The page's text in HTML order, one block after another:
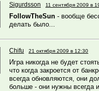
Sigurdsson 11 сентября 2009 в
FollowTheSun - вообще
делать было...
Chifu 21 октября 2009 в 12:30
Игра никогда не будет
что когда закроется от
всегда обновляются, они
больше - они нужны всегда